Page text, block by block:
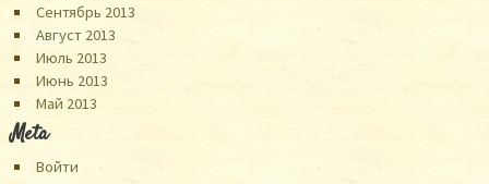
Сентябрь 2013
Август 2013
Июль 2013
Июнь 2013
Май 2013
Meta
Войти